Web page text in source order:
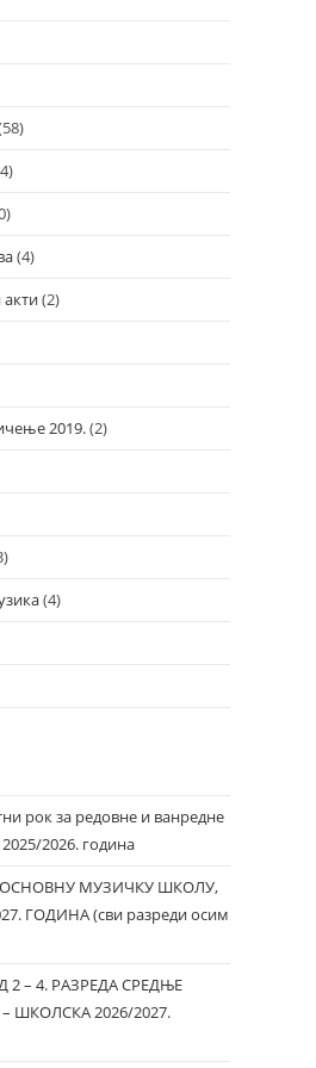
(4)
(2)
2019.(2)
(4)
рок за редовне и ванредне
2026. година
МУЗИЧКУ ШКОЛУ,
ГОДИНА (сви разреди осим
– 4. РАЗРЕДА СРЕДЊЕ
ШКОЛСКА 2026/2027.